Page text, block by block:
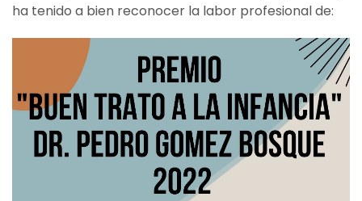
ha tenido a bien reconocer la labor profesional de: